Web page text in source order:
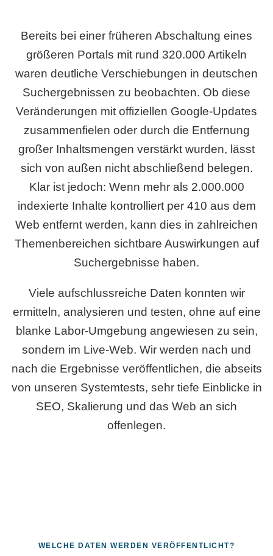
Bereits bei einer früheren Abschaltung eines
größeren Portals mit rund 320.000 Artikeln
waren deutliche Verschiebungen in deutschen
Suchergebnissen zu beobachten. Ob diese
Veränderungen mit offiziellen Google-Updates
zusammenfielen oder durch die Entfernung
großer Inhaltsmengen verstärkt wurden, lässt
sich von außen nicht abschließend belegen.
Klar ist jedoch: Wenn mehr als 2.000.000
indexierte Inhalte kontrolliert per 410 aus dem
Web entfernt werden, kann dies in zahlreichen
Themenbereichen sichtbare Auswirkungen auf
Suchergebnisse haben.
Viele aufschlussreiche Daten konnten wir
ermitteln, analysieren und testen, ohne auf eine
blanke Labor-Umgebung angewiesen zu sein,
sondern im Live-Web. Wir werden nach und
nach die Ergebnisse veröffentlichen, die abseits
von unseren Systemtests, sehr tiefe Einblicke in
SEO, Skalierung und das Web an sich
offenlegen.
WELCHE DATEN WERDEN VERÖFFENTLICHT?